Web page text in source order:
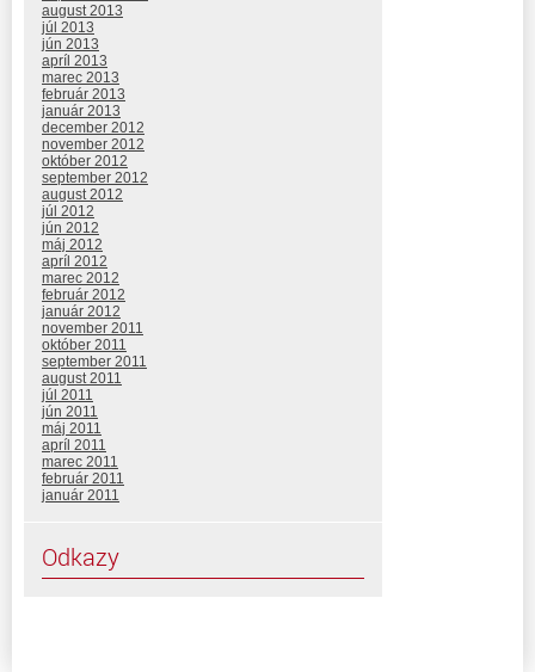
august 2013
júl 2013
jún 2013
apríl 2013
marec 2013
február 2013
január 2013
december 2012
november 2012
október 2012
september 2012
august 2012
júl 2012
jún 2012
máj 2012
apríl 2012
marec 2012
február 2012
január 2012
november 2011
október 2011
september 2011
august 2011
júl 2011
jún 2011
máj 2011
apríl 2011
marec 2011
február 2011
január 2011
Odkazy